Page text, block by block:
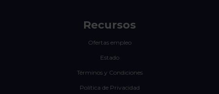
Recursos
Ofertas empleo
Estado
Términos y Condiciones
Política de Privacidad